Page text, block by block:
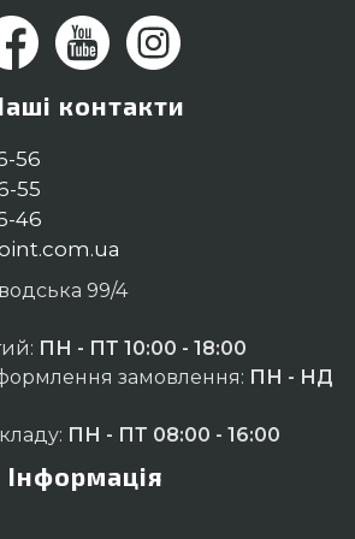
контакти
56
55
46
99/4
ПН - ПТ 10:00 - 18:00
замовлення: ПН - НД
ПН - ПТ 08:00 - 16:00
Інформація